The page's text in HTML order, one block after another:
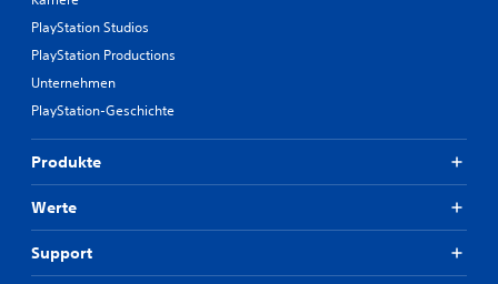
PlayStation Studios
PlayStation Productions
Unternehmen
PlayStation-Geschichte
Produkte
Werte
Support